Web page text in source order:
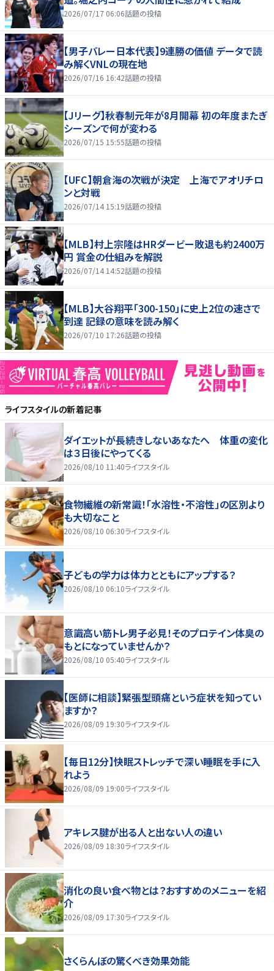
2026/07/17 06:06話題の投稿
【男子バレー日本代表】9連勝の価値 データで読
み解くVNLの現在地
2026/07/16 16:42話題の投稿
【Jリーグ】秋春制元年が8月開幕 初の年度またぎ
シーズンで何が変わる
2026/07/15 15:55話題の投稿
【UFC】朝倉海の次戦が決定 上海でアオリチロ
ンと対戦
2026/07/14 15:19話題の投稿
【MLB】村上宗隆はHRダービー敗退も約2400万
円 賞金の仕組みを解説
2026/07/14 14:52話題の投稿
【MLB】大谷翔平「300-150」に史上2位の速さで
到達 記録の意味を読み解く
2026/07/10 17:26話題の投稿
ライフスタイルの新着記事
ダイエットが長続きしないあなたへ 体重の変化
は３日後にやってくる
2026/08/10 11:40ライフスタイル
食物繊維の新常識！「水溶性・不溶性」の区別より
も大切なこと
2026/08/10 06:30ライフスタイル
子どもの学力は体力とともにアップする？
2026/08/10 06:10ライフスタイル
意識高い筋トレ男子必見！そのプロテイン体臭の
もとになっていませんか？
2026/08/10 05:40ライフスタイル
【医師に相談】緊張型頭痛という症状を知ってい
ますか？
2026/08/09 19:30ライフスタイル
【毎日12分】快眠ストレッチで深い睡眠を手に入
れよう
2026/08/09 19:00ライフスタイル
アキレス腱が出る人と出ない人の違い
2026/08/09 18:30ライフスタイル
消化の良い食べ物とは？おすすめのメニューを紹
介
2026/08/09 17:30ライフスタイル
さくらんぼの驚くべき効果効能